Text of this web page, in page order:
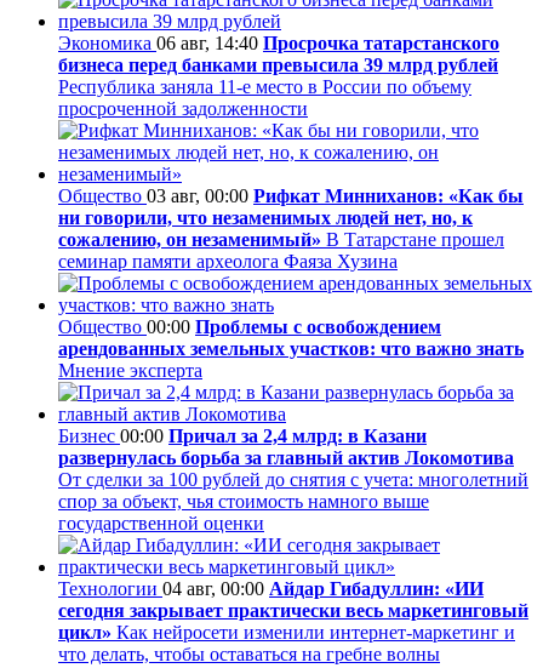
Экономика 06 авг, 14:40 Просрочка татарстанского
бизнеса перед банками превысила 39 млрд рублей
Республика заняла 11-е место в России по объему
просроченной задолженности
Общество 03 авг, 00:00 Рифкат Минниханов: «Как бы
ни говорили, что незаменимых людей нет, но, к
сожалению, он незаменимый» В Татарстане прошел
семинар памяти археолога Фаяза Хузина
Общество 00:00 Проблемы с освобождением
арендованных земельных участков: что важно знать
Мнение эксперта
Бизнес 00:00 Причал за 2,4 млрд: в Казани
развернулась борьба за главный актив Локомотива
От сделки за 100 рублей до снятия с учета: многолетний
спор за объект, чья стоимость намного выше
государственной оценки
Технологии 04 авг, 00:00 Айдар Гибадуллин: «ИИ
сегодня закрывает практически весь маркетинговый
цикл» Как нейросети изменили интернет-маркетинг и
что делать, чтобы оставаться на гребне волны